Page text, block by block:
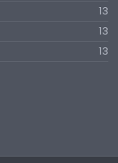
13
13
13